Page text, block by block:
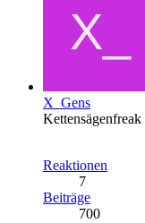
X_Gens
Kettensägenfreak
Reaktionen
7
Beiträge
700